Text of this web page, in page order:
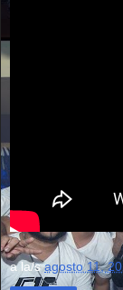
a la/sagosto 11,